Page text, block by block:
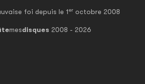
foi depuis le 1er octobre 2008
mesdisques 2008 - 2026